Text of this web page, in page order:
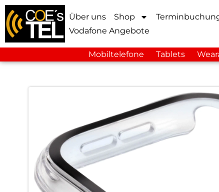
Über uns Shop
Vodafone Angebote
Mobiltelefone Tablets